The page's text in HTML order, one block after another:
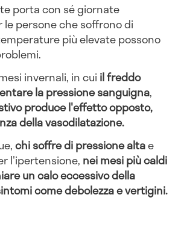
porta con sé giornate
le persone che soffrono di
più elevate possono
invernali, in cui il freddo
la pressione sanguigna,
produce l'effetto opposto,
della vasodilatazione.
chi soffre di pressione altae
l'ipertensione, nei mesi più caldi
un calo eccessivo della
come debolezza e vertigini.